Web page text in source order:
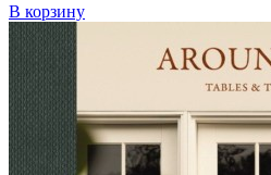
В корзину